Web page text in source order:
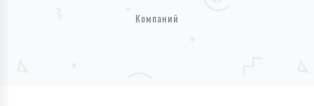
Компаний